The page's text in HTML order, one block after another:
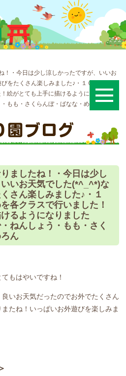
！・今日は少し涼しかったですが、いいお
をたくさん楽しみました♪・１０月の製作
絵がとても上手に描けるようになりました
もも・さくらんぼ・ばなな・めろん
ましたね！・今日は少し
いお天気でした(*^_^*)な
さん楽しみました♪・１
各クラスで行いました！
るようになりました
ねんしょう・もも・さく
ん
もはやいですね！
いお天気だったのでお外でたくさん
たね！いっぱいお外遊びを楽しみま